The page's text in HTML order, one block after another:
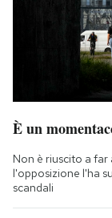
È un
Non è riuscito a
l'opposizione l'ha
scandali